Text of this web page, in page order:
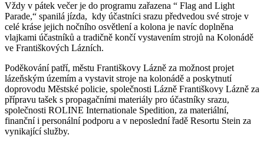
Vždy v pátek večer je do programu zařazena “ Flag and Light
Parade,“ spanilá jízda, kdy účastníci srazu předvedou své stroje v
celé kráse jejich nočního osvětlení a kolona je navíc doplněna
vlajkami účastníků a tradičně končí vystavením strojů na Kolonádě
ve Františkových Lázních.
Poděkování patří, městu Františkovy Lázně za možnost projet
lázeňským územím a vystavit stroje na kolonádě a poskytnutí
doprovodu Městské policie, společnosti Lázně Františkovy Lázně za
přípravu tašek s propagačními materiály pro účastníky srazu,
společnosti ROLINE Internationale Spedition, za materiální,
finanční i personální podporu a v neposlední řadě Resortu Stein za
vynikající služby.